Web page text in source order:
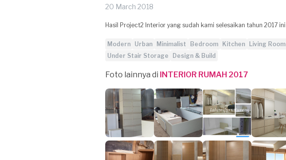
20 March 2018
Hasil Project2 Interior yang sudah kami selesaikan tahun 2017 ini
Modern Urban Minimalist Bedroom Kitchen Living Room
Under Stair Storage
Design & Build
Foto lainnya di INTERIOR RUMAH 2017